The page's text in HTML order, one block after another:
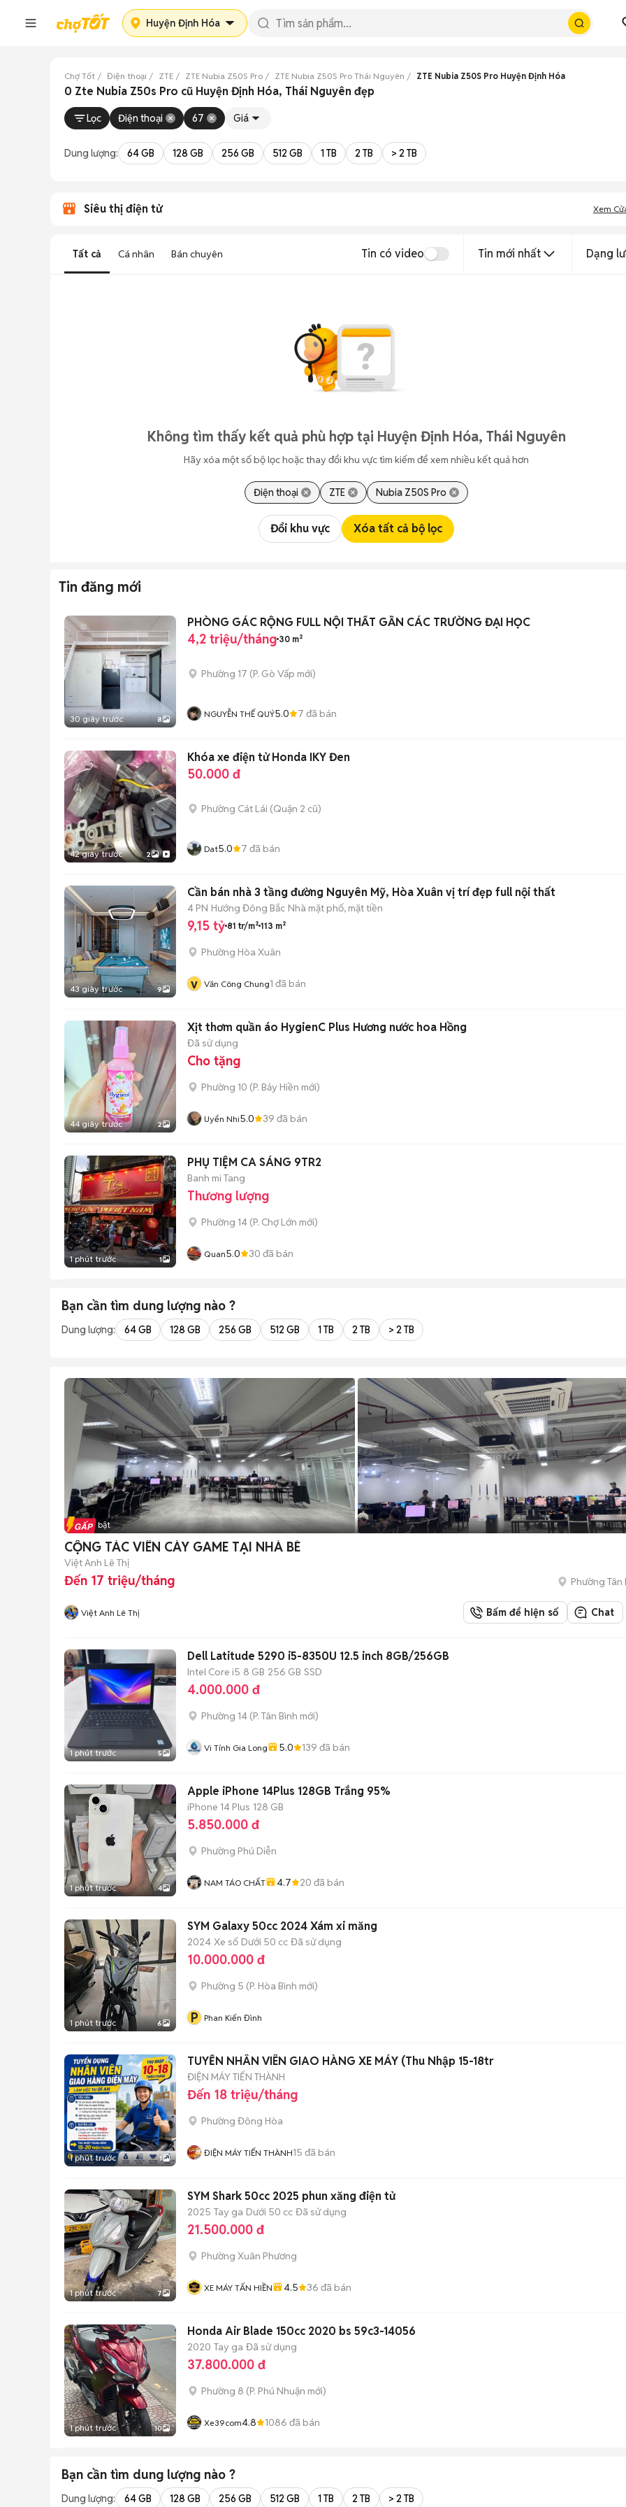
Huyện Định Hóa
Chợ Tốt Điện thoại ZTE ZTE Nubia Z50S Pro ZTE Nubia Z50S Pro Thái Nguyên ZTE Nubia Z50S Pro Huyện Định Hóa
0 Zte Nubia Z50s Pro cũ Huyện Định Hóa, Thái Nguyên đẹp
Lọc Điện thoại 67 Giá
Dung lượng: 64 GB 128 GB 256 GB 512 GB 1 TB 2 TB > 2 TB
Siêu thị điện tử Xem
Tất cả Cá nhân Bán chuyên Tin có video Tin mới nhất Dạng
Không tìm thấy kết quả phù hợp tại Huyện Định Hóa, Thái Nguyên
Hãy xóa một số bộ lọc hoặc thay đổi khu vực tìm kiếm để xem nhiều kết quả hơn
Điện thoại ZTE Nubia Z50S Pro
Đổi khu vực Xóa tất cả bộ lọc
Tin đăng mới
30 giây trước 8
PHÒNG GÁC RỘNG FULL NỘI THẤT GẦN CÁC TRƯỜNG ĐẠI HỌC
4,2 triệu/tháng 30 m²
Phường 17 (P. Gò Vấp mới)
NGUYỄN THẾ QUÝ5.0 7 đã bán
42 giây trước 2
Khóa xe điện tử Honda IKY Đen
50.000 đ
Phường Cát Lái (Quận 2 cũ)
Dat5.0 7 đã bán
43 giây trước 9
Cần bán nhà 3 tầng đường Nguyên Mỹ, Hòa Xuân vị trí đẹp full nội thất
4 PN Hướng Đông Bắc Nhà mặt phố, mặt tiền
9,15 tỷ 81 tr/m² 113 m²
Phường Hòa Xuân
v Văn Công Chung1 đã bán
44 giây trước 2
Xịt thơm quần áo HygienC Plus Hương nước hoa Hồng
Đã sử dụng
Cho tặng
Phường 10 (P. Bảy Hiền mới)
Uyển Nhi5.0 39 đã bán
1 phút trước 1
PHỤ TIỆM CA SÁNG 9TR2
Banh mi Tang
Thương lượng
Phường 14 (P. Chợ Lớn mới)
Quan5.0 30 đã bán
Bạn cần tìm dung lượng nào ?
Dung lượng: 64 GB 128 GB 256 GB 512 GB 1 TB 2 TB > 2 TB
Tin nổi bật
CỘNG TÁC VIÊN CÀY GAME TẠI NHÀ BÈ
Việt Anh Lê Thị
Đến 17 triệu/tháng Phường Tân
Việt Anh Lê Thị Bấm để hiện số Chat
1 phút trước 5
Dell Latitude 5290 i5-8350U 12.5 inch 8GB/256GB
Intel Core i5 8 GB 256 GB SSD
4.000.000 đ
Phường 14 (P. Tân Bình mới)
Vi Tính Gia Long 5.0 139 đã bán
1 phút trước 4
Apple iPhone 14Plus 128GB Trắng 95%
iPhone 14 Plus 128 GB
5.850.000 đ
Phường Phú Diễn
NAM TÁO CHẤT 4.7 20 đã bán
1 phút trước 6
SYM Galaxy 50cc 2024 Xám xi măng
2024 Xe số Dưới 50 cc Đã sử dụng
10.000.000 đ
Phường 5 (P. Hòa Bình mới)
P Phan Kiến Đình
1 phút trước 1
TUYỂN NHÂN VIÊN GIAO HÀNG XE MÁY (Thu Nhập 15-18tr
ĐIỆN MÁY TIẾN THÀNH
Đến 18 triệu/tháng
Phường Đông Hòa
ĐIỆN MÁY TIẾN THÀNH15 đã bán
1 phút trước 7
SYM Shark 50cc 2025 phun xăng điện tử
2025 Tay ga Dưới 50 cc Đã sử dụng
21.500.000 đ
Phường Xuân Phương
XE MÁY TẤN HIỀN 4.5 36 đã bán
1 phút trước 10
Honda Air Blade 150cc 2020 bs 59c3-14056
2020 Tay ga Đã sử dụng
37.800.000 đ
Phường 8 (P. Phú Nhuận mới)
Xe39com4.8 1086 đã bán
Bạn cần tìm dung lượng nào ?
Dung lượng: 64 GB 128 GB 256 GB 512 GB 1 TB 2 TB > 2 TB